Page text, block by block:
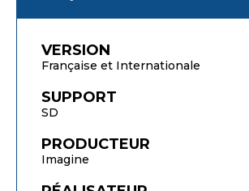
VERSION
Française et Internationale
SUPPORT
SD
PRODUCTEUR
Imagine